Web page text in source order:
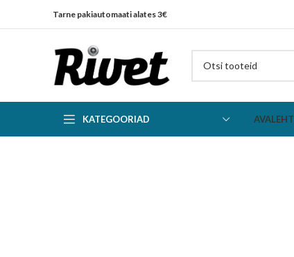
Tarne pakiautomaati alates 3€
KATEGOORIAD AVALEHT